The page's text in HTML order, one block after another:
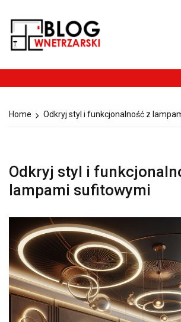
content
architektura.
Home Odkryj styl i funkcjonalność z
Odkryj styl i
lampami sufitowymi